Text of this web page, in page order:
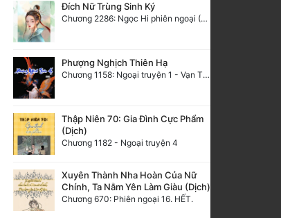
Đích Nữ Trùng Sinh Ký
Chương 2286: Ngọc Hi phiên ngoại (40)
Phượng Nghịch Thiên Hạ
Chương 1158: Ngoại truyện 1 - Vạn Thú Vô Cương 3
Thập Niên 70: Gia Đình Cực Phẩm
(Dịch)
Chương 1182 - Ngoại truyện 4
Xuyên Thành Nha Hoàn Của Nữ
Chính, Ta Nằm Yên Làm Giàu (Dịch)
Chương 670: Phiên ngoại 16. HẾT.